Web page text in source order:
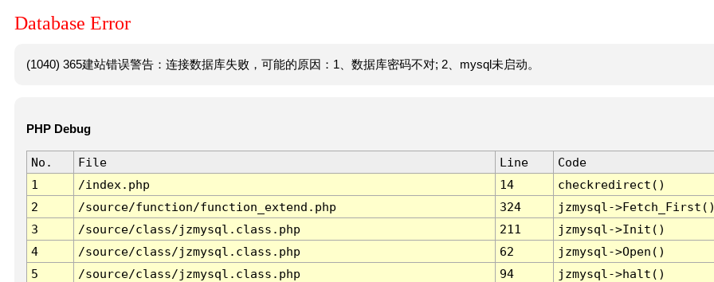
Database Error
(1040) 365建站错误警告：连接数据库失败，可能的原因：1、数据库密码不对; 2、mysql未启动。
PHP Debug
No. File Line
Code
1
/index.php 14
checkredirect()
2
/source/function/function_extend.php 324
jzmysql-
3
/source/class/jzmysql.class.php 211
jzmysql->Init()
4
/source/class/jzmysql.class.php 62
jzmysql->Open()
5
/source/class/jzmysql.class.php 94
jzmysql->halt()